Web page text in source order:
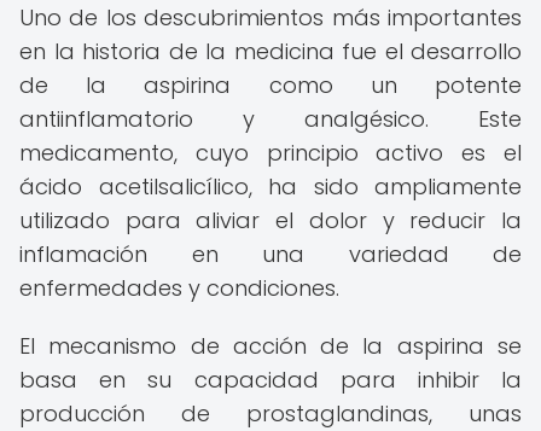
Uno de los descubrimientos más importantes
en la historia de la medicina fue el desarrollo
de la aspirina como un potente
antiinflamatorio y analgésico. Este
medicamento, cuyo principio activo es el
ácido acetilsalicílico, ha sido ampliamente
utilizado para aliviar el dolor y reducir la
inflamación en una variedad de
enfermedades y condiciones.
El mecanismo de acción de la aspirina se
basa en su capacidad para inhibir la
producción de prostaglandinas, unas